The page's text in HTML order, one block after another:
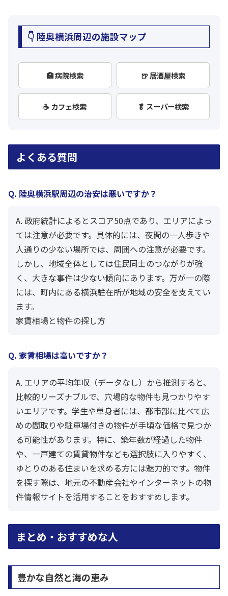
👇 陸奥横浜周辺の施設マップ
🏥 病院検索 🍺 居酒屋検索
☕ カフェ検索 🥬 スーパー検索
よくある質問
Q. 陸奥横浜駅周辺の治安は悪いですか？
A. 政府統計によるとスコア50点であり、エリアによっ
ては注意が必要です。具体的には、夜間の一人歩きや
人通りの少ない場所では、周囲への注意が必要です。
しかし、地域全体としては住民同士のつながりが強
く、大きな事件は少ない傾向にあります。万が一の際
には、町内にある横浜駐在所が地域の安全を支えてい
ます。
家賃相場と物件の探し方
Q. 家賃相場は高いですか？
A. エリアの平均年収（データなし）から推測すると、
比較的リーズナブルで、穴場的な物件も見つかりやす
いエリアです。学生や単身者には、都市部に比べて広
めの間取りや駐車場付きの物件が手頃な価格で見つか
る可能性があります。特に、築年数が経過した物件
や、一戸建ての賃貸物件なども選択肢に入りやすく、
ゆとりのある住まいを求める方には魅力的です。物件
を探す際は、地元の不動産会社やインターネットの物
件情報サイトを活用することをおすすめします。
まとめ・おすすめな人
豊かな自然と海の恵み